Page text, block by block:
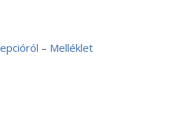
– Melléklet